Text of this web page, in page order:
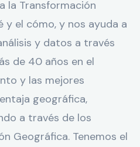
la Transformación
y el cómo, y nos ayuda a
y datos a través
de 40 años en el
y las mejores
geográfica,
a través de los
Geográfica. Tenemos el